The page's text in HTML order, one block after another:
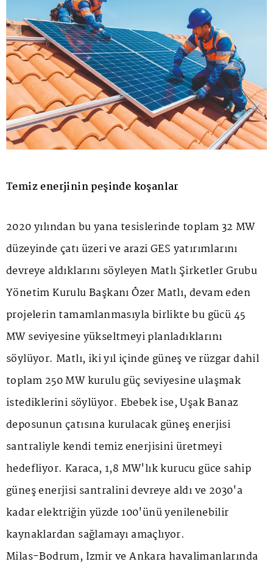
Temiz enerjinin peşinde koşanlar
2020 yılından bu yana tesislerinde toplam 32 MW
düzeyinde çatı üzeri ve arazi GES yatırımlarını
devreye aldıklarını söyleyen Matlı Şirketler Grubu
Yönetim Kurulu Başkanı Özer Matlı, devam eden
projelerin tamamlanmasıyla birlikte bu gücü 45
MW seviyesine yükseltmeyi planladıklarını
söylüyor. Matlı, iki yıl içinde güneş ve rüzgar dahil
toplam 250 MW kurulu güç seviyesine ulaşmak
istediklerini söylüyor. Ebebek ise, Uşak Banaz
deposunun çatısına kurulacak güneş enerjisi
santraliyle kendi temiz enerjisini üretmeyi
hedefliyor. Karaca, 1,8 MW'lık kurucu güce sahip
güneş enerjisi santralini devreye aldı ve 2030'a
kadar elektriğin yüzde 100'ünü yenilenebilir
kaynaklardan sağlamayı amaçlıyor.
Milas-Bodrum, İzmir ve Ankara havalimanlarında